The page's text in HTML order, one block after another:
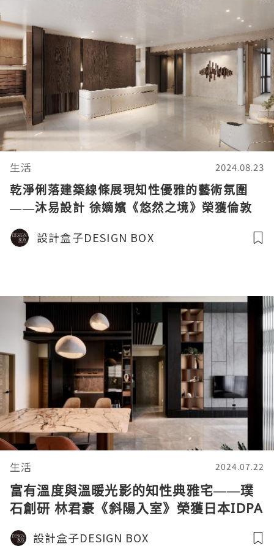
生活 2024.08.23
乾淨俐落建築線條展現知性優雅的藝術氛圍
——沐易設計 徐嫡嬪《悠然之境》榮獲倫敦
設計大獎 - 銀獎
設計盒子DESIGN BOX
生活 2024.07.22
富有溫度與溫暖光影的知性典雅宅——璞
石創研 林君豪《斜陽入室》榮獲日本IDPA
國際先鋒設計大獎 - 先鋒獎
設計盒子DESIGN BOX